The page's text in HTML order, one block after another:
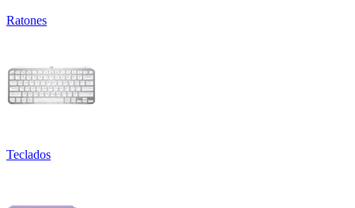
Ratones
Teclados